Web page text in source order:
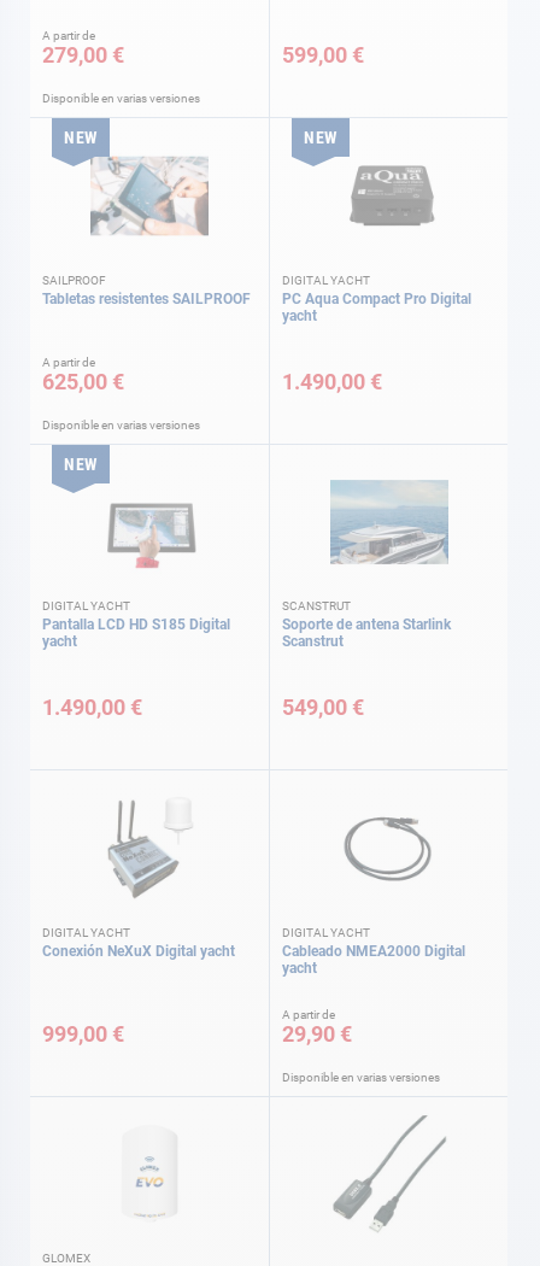
A partir de
279,00 €
Disponible en varias versiones
599,00 €
NEW
SAILPROOF
Tabletas resistentes SAILPROOF
A partir de
625,00 €
Disponible en varias versiones
NEW
DIGITAL YACHT
PC Aqua Compact Pro Digital
yacht
1.490,00 €
NEW
DIGITAL YACHT
Pantalla LCD HD S185 Digital
yacht
1.490,00 €
SCANSTRUT
Soporte de antena Starlink
Scanstrut
549,00 €
DIGITAL YACHT
Conexión NeXuX Digital yacht
999,00 €
DIGITAL YACHT
Cableado NMEA2000 Digital
yacht
A partir de
29,90 €
Disponible en varias versiones
GLOMEX